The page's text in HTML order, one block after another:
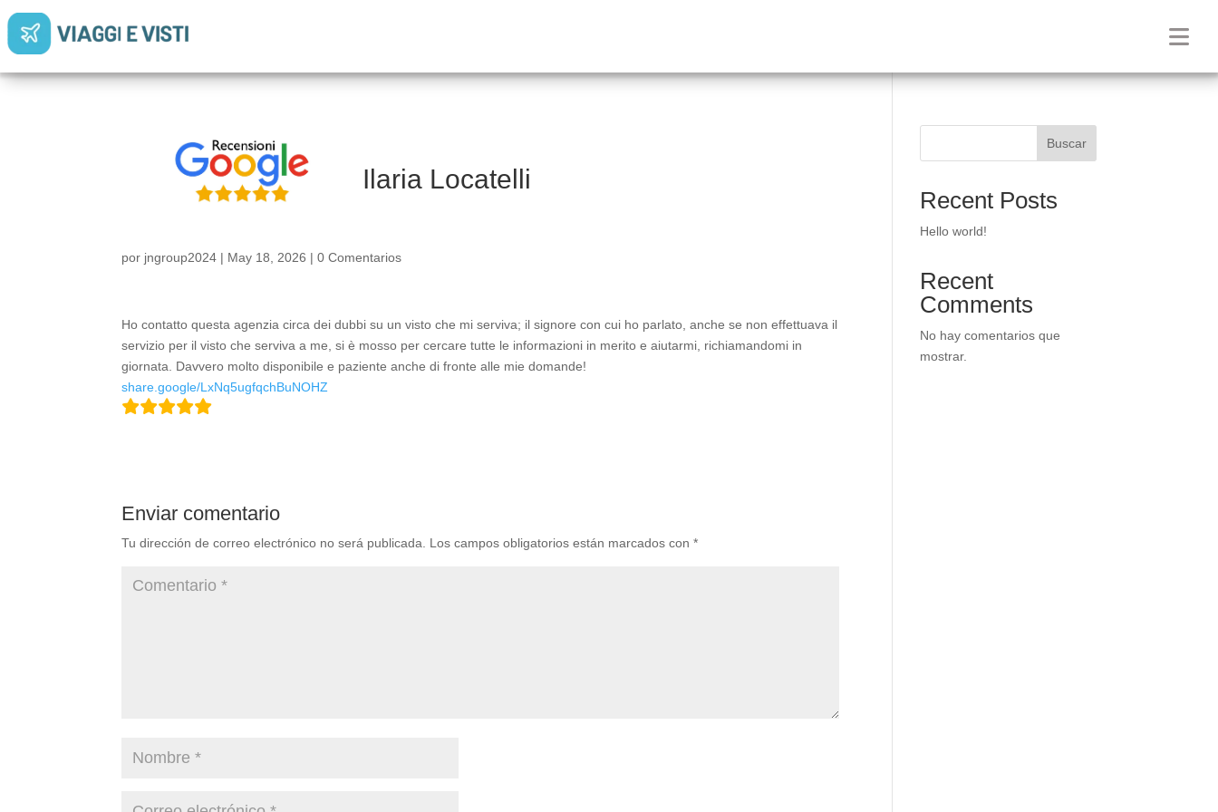
Ilaria Locatelli
por jngroup2024 | May 18, 2026 |0 Comentarios
Ho contatto questa agenzia circa dei dubbi su un visto che mi serviva; il signore con cui ho parlato, anche se non effettuava il
servizio per il visto che serviva a me, si è mosso per cercare tutte le informazioni in merito e aiutarmi, richiamandomi in
giornata. Davvero molto disponibile e paziente anche di fronte alle mie domande!
share.google/LxNq5ugfqchBuNOHZ
Enviar comentario
Tu dirección de correo electrónico no será publicada. Los campos obligatorios están marcados con*
Buscar
Recent Posts
Hello world!
Recent
Comments
No hay comentarios que
mostrar.